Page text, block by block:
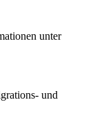
unter
und